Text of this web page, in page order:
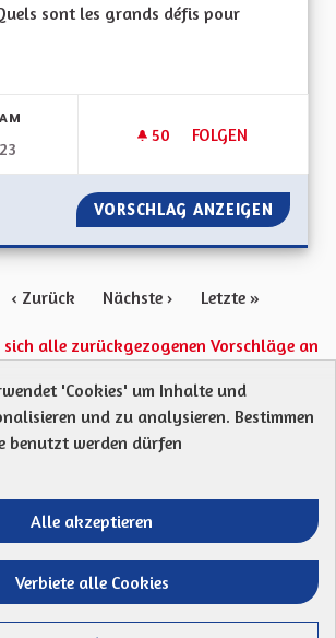
sont les grands défis pour
50 50 FOLLOWER
FOLGEN
IMPLIQUER LES
VORSCHLAG ANZEIGEN
‹ Zurück Nächste › Letzte »
sich alle zurückgezogenen Vorschläge an
Charte de contribution
Was sind Gremien?
für initiatives
Data Dateien herunterladen
Entre vos mains - Collectivité
Entre vos mains - Collectivité
Entre vos mains - Collectivité
Entre vos mains -
Website mitfreier Software erstellt
.
'Cookies' um Inhalte und
und zu analysieren. Bestimmen
benutzt werden dürfen
Alle akzeptieren
Verbiete alle Cookies